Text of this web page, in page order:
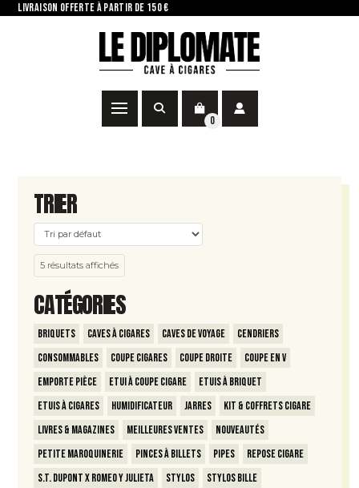
LIVRAISON OFFERTE À PARTIR DE 150 €
0
TRIER
5 résultats affichés
CATÉGORIES
Briquets Caves à Cigares Caves de voyage
Cendriers
Consommables
Coupe Cigares Coupe Droite
Coupe en V
Emporte Pièce
Etui à coupe cigare
Etuis à briquet
Etuis à Cigares
Humidificateur Jarres
Kit & Coffrets Cigare
Livres & Magazines
Meilleures ventes
Nouveautés
Petite Maroquinerie
Pinces à billets Pipes
Repose Cigare
S.T. Dupont x Romeo y Julieta
Stylos
Stylos Bille